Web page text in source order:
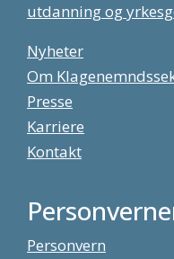
utdanning og
Nyheter
Om
Presse
Karriere
Kontakt
Personvern